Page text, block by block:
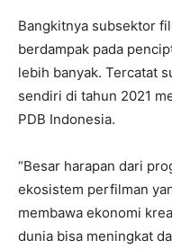
Bangkitnya subsektor
berdampak pada
lebih banyak. Tercatat
sendiri di tahun 2021
PDB Indonesia.
“Besar harapan dari
ekosistem perfilman
membawa ekonomi
dunia bisa meningkat